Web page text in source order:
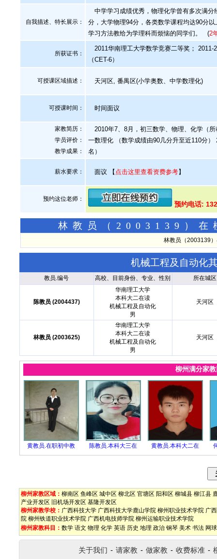
自我描述、特长展示 ：
中学学习成绩优秀，物理化学曾有多次满分
分，大学物理94分，各类数学课程均达90分
学习方法教给为学理科而烦恼的同学们。
(2
所获证书 ：
2011华南理工大学数学竞赛二等奖； 2011-
（CET-6）
可授课区域描述： 天河区, 番禺区(小学奥数、中学数理化)
可授课时间： 时间面议
家教简历：
学员评价：
教学成果：
2010年7、8月，初三数学、物理、化学（
一数理化 （数学成绩由90几分升至近110分
名）
薪水要求： 面议 【 点击这里查看资费参考】
预约这位老师：
预约电话:
林教员（2003139）在
林教员（2003139
机械工程及自动化
教员.编号 高校、目前身份、专业、性别 所在城区
陈教员 (2004437)
华南理工大学
本科大二在读
机械工程及自动化
男
天河区
林教员 (2003625)
华南理工大学
本科大二在读
机械工程及自动化
男
天河区
柳州满分家
黄教员.在职初中教 陈教员.本科大三在 黄教员.本科大二在
柳州家教区域： 柳南区 鱼峰区 城中区 柳北区 官塘区 阳和区 柳城县 柳江县
产业开发区
旧机场开发区 基隆开发区
柳州家教学校： 广西科技大学 广西科技大学鹿山学院 柳州职业技术学院 广
院 柳州铁道职业技术学院 广西机电技师学院 柳州运输职业技术学院
柳州家教科目： 数学 语文 物理 化学 英语 历史 地理 政治 钢琴 美术 书法 网球
关于我们 - 请家教 - 做家教 - 收费标准 -